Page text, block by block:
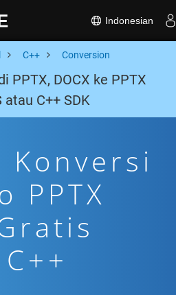
Indonesian
C++ Conversion
PPTX, DOCX ke PPTX
atau C++ SDK
PPTX